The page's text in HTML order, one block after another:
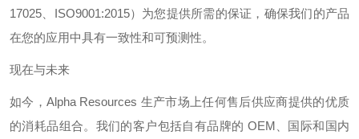
17025 ISO9001:2015）为您提供所需的保证，确保我们的产品
在您的应用中具有一致性和可预测性。
现在与未来
如今， Alpha Resources 生产市场上任何售后供应商提供的优质
的消耗品组合。我们的客户包括自有品牌的 OEM 、国际和国内